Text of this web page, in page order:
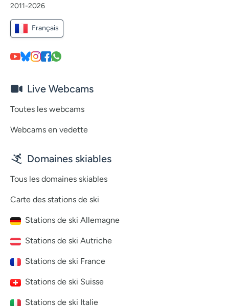
2011-2026
Français
Live Webcams
Toutes les webcams
Webcams en vedette
Domaines skiables
Tous les domaines skiables
Carte des stations de ski
Stations de ski Allemagne
Stations de ski Autriche
Stations de ski France
Stations de ski Suisse
Stations de ski Italie